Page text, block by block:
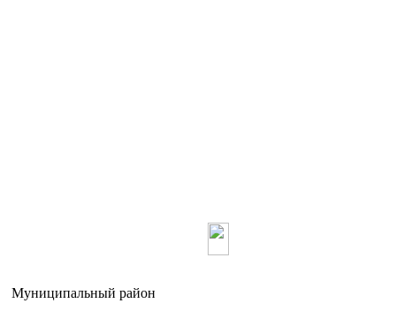
Муниципальный район